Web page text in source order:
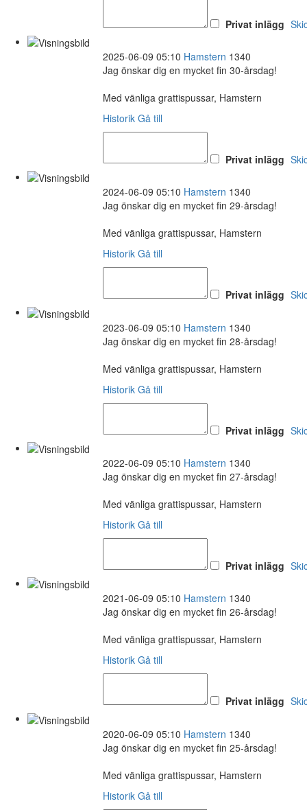
Privat inlägg
2025-06-09 05:10 Hamstern 1340
Jag önskar dig en mycket fin 30-årsdag!
Med vänliga grattispussar, Hamstern
Historik Gå till
Privat inlägg
2024-06-09 05:10 Hamstern 1340
Jag önskar dig en mycket fin 29-årsdag!
Med vänliga grattispussar, Hamstern
Historik Gå till
Privat inlägg
2023-06-09 05:10 Hamstern 1340
Jag önskar dig en mycket fin 28-årsdag!
Med vänliga grattispussar, Hamstern
Historik Gå till
Privat inlägg
2022-06-09 05:10 Hamstern 1340
Jag önskar dig en mycket fin 27-årsdag!
Med vänliga grattispussar, Hamstern
Historik Gå till
Privat inlägg
2021-06-09 05:10 Hamstern 1340
Jag önskar dig en mycket fin 26-årsdag!
Med vänliga grattispussar, Hamstern
Historik Gå till
Privat inlägg
2020-06-09 05:10 Hamstern 1340
Jag önskar dig en mycket fin 25-årsdag!
Med vänliga grattispussar, Hamstern
Historik Gå till